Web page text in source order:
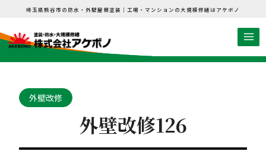
を
埼玉県熊谷市の防水・外壁屋根塗装｜工場・マンションの大規模修繕はアケボノ
外壁改修
外壁改修126